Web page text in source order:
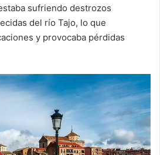
sufriendo destrozos
del río Tajo, lo que
y provocaba pérdidas